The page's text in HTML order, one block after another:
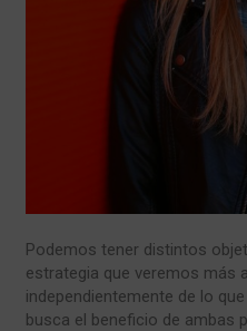
Podemos tener distintos
estrategia que veremos más
independientemente de lo
busca el beneficio de ambas